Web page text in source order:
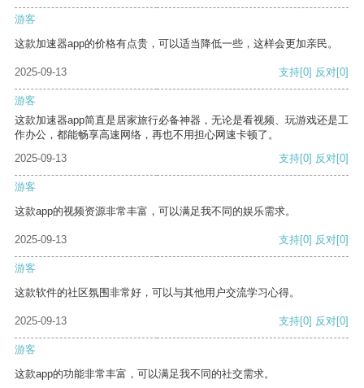
游客
这款加速器app的价格有点贵，可以适当降低一些，这样会更加亲民。
2025-09-13 支持[0] 反对[0]
游客
这款加速器app简直是居家旅行必备神器，无论是看视频、玩游戏还是工
作办公，都能畅享高速网络，再也不用担心网速卡顿了。
2025-09-13
支持[0] 反对[0]
游客
这款app的视频资源非常丰富，可以满足我不同的娱乐需求。
2025-09-13 支持[0] 反对[0]
游客
这款软件的社区氛围非常好，可以与其他用户交流学习心得。
2025-09-13 支持[0] 反对[0]
游客
这款app的功能非常丰富，可以满足我不同的社交需求。